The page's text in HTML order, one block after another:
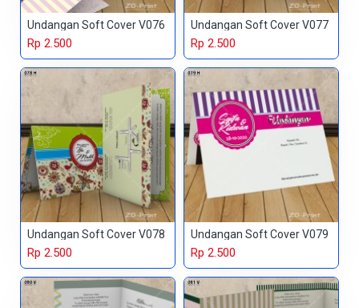
Undangan Soft Cover V076
Rp 2.500
Undangan Soft Cover V077
Rp 2.500
Undangan Soft Cover V078
Rp 2.500
Undangan Soft Cover V079
Rp 2.500